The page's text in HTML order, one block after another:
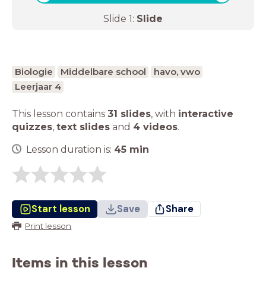
Slide 1: Slide
Biologie Middelbare school
havo, vwo
Leerjaar 4
This lesson contains 31 slides, with interactive
quizzes, text slides and 4 videos.
Lesson duration is: 45 min
Start lesson Save Share
Print lesson
Items in this lesson